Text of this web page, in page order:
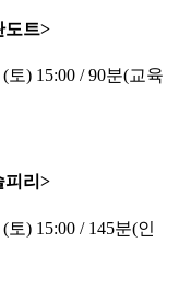
도트>
토) 15:00 / 90분(교육
피리>
토) 15:00 / 145분(인